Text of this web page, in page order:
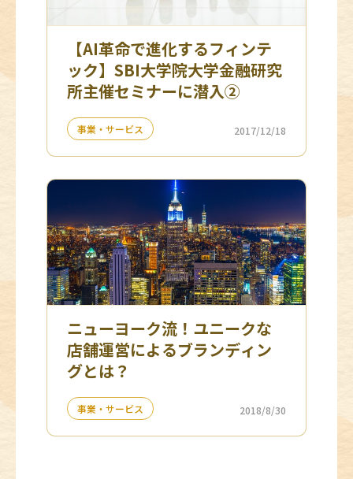
【AI革命で進化するフィンテ
ック】SBI大学院大学金融研究
所主催セミナーに潜入②
事業・サービス 2017/12/18
ニューヨーク流！ユニークな
店舗運営によるブランディン
グとは？
事業・サービス 2018/8/30